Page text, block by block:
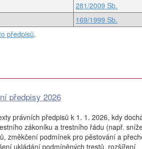
281/2009 Sb.
169/1999 Sb.
předpisů.
předpisy 2026
právních předpisů k 1. 1. 2026, kdy
zákoníku a trestního řádu (např.
změkčení podmínek pro pěstování a
ukládání podmíněných trestů, rozšíření